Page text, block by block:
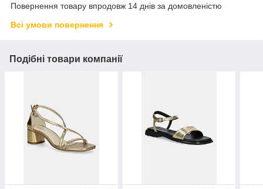
Повернення товару впродовж 14 днів за домовленістю
Всі умови повернення
Подібні товари компанії